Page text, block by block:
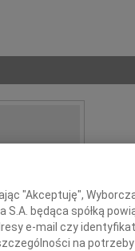
"Akceptuję",
S.A. będąca spółką
e-mail czy
na